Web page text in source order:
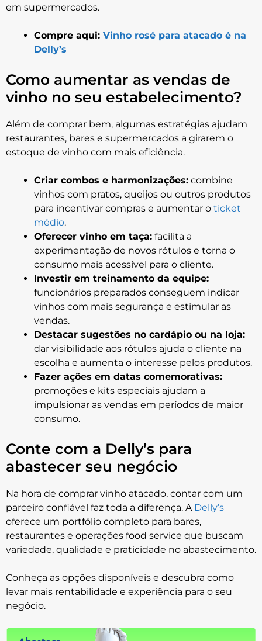
em supermercados.
Compre aqui: Vinho rosé para atacado é na
Delly’s
Como aumentar as vendas de
vinho no seu estabelecimento?
Além de comprar bem, algumas estratégias ajudam
restaurantes, bares e supermercados a girarem o
estoque de vinho com mais eficiência.
Criar combos e harmonizações: combine
vinhos com pratos, queijos ou outros produtos
para incentivar compras e aumentar o ticket
médio.
Oferecer vinho em taça: facilita a
experimentação de novos rótulos e torna o
consumo mais acessível para o cliente.
Investir em treinamento da equipe:
funcionários preparados conseguem indicar
vinhos com mais segurança e estimular as
vendas.
Destacar sugestões no cardápio ou na loja:
dar visibilidade aos rótulos ajuda o cliente na
escolha e aumenta o interesse pelos produtos.
Fazer ações em datas comemorativas:
promoções e kits especiais ajudam a
impulsionar as vendas em períodos de maior
consumo.
Conte com a Delly’s para
abastecer seu negócio
Na hora de comprar vinho atacado, contar com um
parceiro confiável faz toda a diferença. ADelly’s
oferece um portfólio completo para bares,
restaurantes e operações food service que buscam
variedade, qualidade e praticidade no abastecimento.
Conheça as opções disponíveis e descubra como
levar mais rentabilidade e experiência para o seu
negócio.